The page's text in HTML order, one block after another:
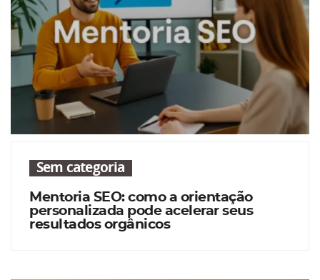
Sem categoria
Mentoria SEO: como a orientação
personalizada pode acelerar seus
resultados orgânicos